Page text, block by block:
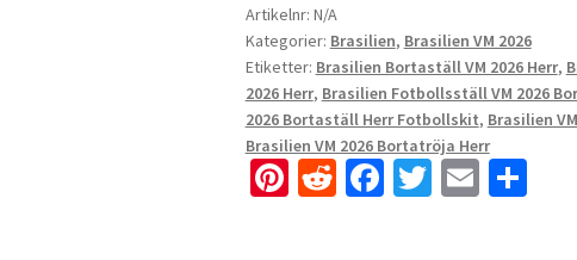
Artikelnr: N/A
Kategorier: Brasilien, Brasilien VM 2026
Etiketter: Brasilien Bortaställ VM 2026 Herr,
2026 Herr, Brasilien Fotbollsställ VM 2026
2026 Bortaställ Herr Fotbollskit, Brasilien
Brasilien VM 2026 Bortatröja Herr
Pi R Fa T E D